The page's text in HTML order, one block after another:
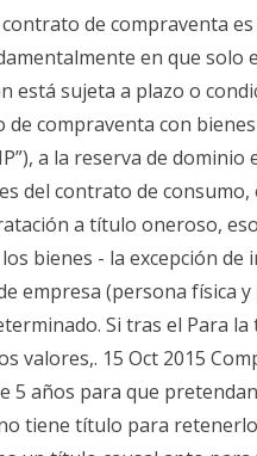
contrato de compraventa
en que solo
está sujeta a plazo o
compraventa con
a la reserva de
del contrato de
a título oneroso,
bienes - la excepción
empresa (persona física
Si tras el Para
valores,. 15 Oct 2015
5 años para que
tiene título para